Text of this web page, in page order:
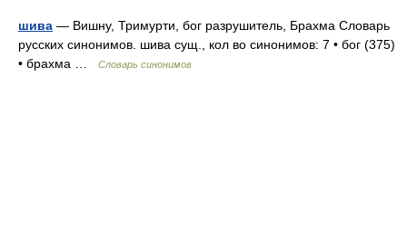
шива — Вишну, Тримурти, бог разрушитель, Брахма Словарь
русских синонимов. шива сущ., кол во синонимов: 7 • бог (375)
• брахма …
Словарь синонимов